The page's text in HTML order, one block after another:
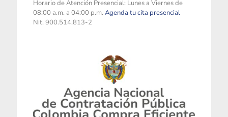
Horario de Atención Presencial: Lunes a Viernes de
08:00 a.m. a 04:00 p.m. Agenda tu cita presencial
Nit. 900.514.813-2